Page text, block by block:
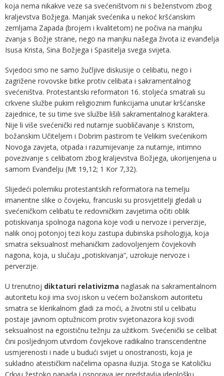
koja nema nikakve veze sa svećeništvom ni s beženstvom zbog
kraljevstva Božjega. Manjak svećenika u nekoć kršćanskim
zemljama Zapada (brojem i kvalitetom) ne počiva na manjku
zvanja s Božje strane, nego na manjku našega života iz evanđelja
Isusa Krista, Sina Božjega i Spasitelja svega svijeta.
Svjedoci smo ne samo žučljive diskusije o celibatu, nego i
zagrižene rovovske bitke protiv celibata i sakramentalnog
svećeništva. Protestantski reformatori 16. stoljeća smatrali su
crkvene službe pukim religioznim funkcijama unutar kršćanske
zajednice, te su time sve službe lišili sakramentalnog karaktera.
Nije li više svećenički red nutarnje suobličavanje s Kristom,
božanskim Učiteljem i Dobrim pastirom te Velikim svećenikom
Novoga zavjeta, otpada i razumijevanje za nutarnje, intimno
povezivanje s celibatom zbog kraljevstva Božjega, ukorijenjena u
samom Evanđelju (Mt 19,12; 1 Kor 7,32).
Slijedeći polemiku protestantskih reformatora na temelju
imanentne slike o čovjeku, francuski su prosvjetitelji gledali u
svećeničkom celibatu te redovničkim zavjetima očiti oblik
potiskivanja spolnoga nagona koje vodi u nervoze i perverzije,
nalik onoj potonjoj tezi koju zastupa dubinska psihologija, koja
smatra seksualnost mehaničkim zadovoljenjem čovjekovih
nagona, koja, u slučaju „potiskivanja“, uzrokuje nervoze i
perverzije.
U trenutnoj diktaturi relativizma naglasak na sakramentalnom
autoritetu koji ima svoj iskon u većem božanskom autoritetu
smatra se klerikalnom gladi za moći, a životni stil u celibatu
postaje javnom optužnicom protiv svjetonazora koji svodi
seksualnost na egoističnu težnju za užitkom. Svećenički se celibat
čini posljednjom utvrdom čovjekove radikalno transcendentne
usmjerenosti i nade u budući svijet u onostranosti, koja je
sukladno ateističkim načelima opasna iluzija. Stoga se Katoličku